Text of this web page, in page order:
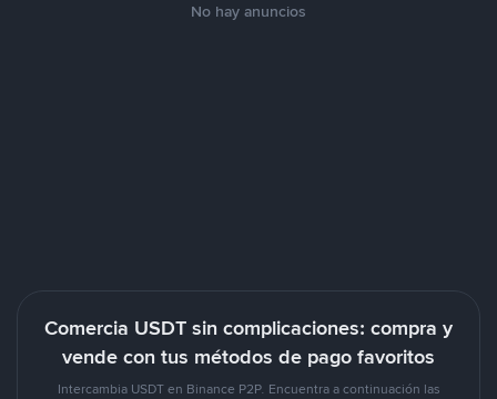
No hay anuncios
Comercia USDT sin complicaciones: compra y
vende con tus métodos de pago favoritos
Intercambia USDT en Binance P2P. Encuentra a continuación las